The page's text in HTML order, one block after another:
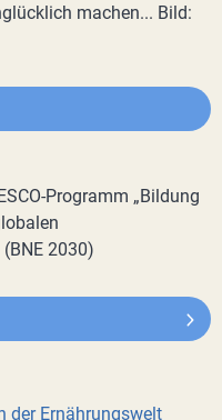
machen... Bild:
Programm „Bildung
2030)
der Ernährungswelt